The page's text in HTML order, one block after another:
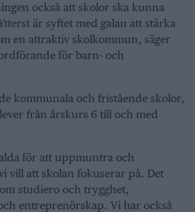
också att skolor ska kunna
är syftet med galan att stärka
en attraktiv skolkommun, säger
för barn- och
kommunala och fristående skolor,
från årskurs 6 till och med
för att uppmuntra och
vill att skolan fokuserar på. Det
studiero och trygghet,
entreprenörskap. Vi har också